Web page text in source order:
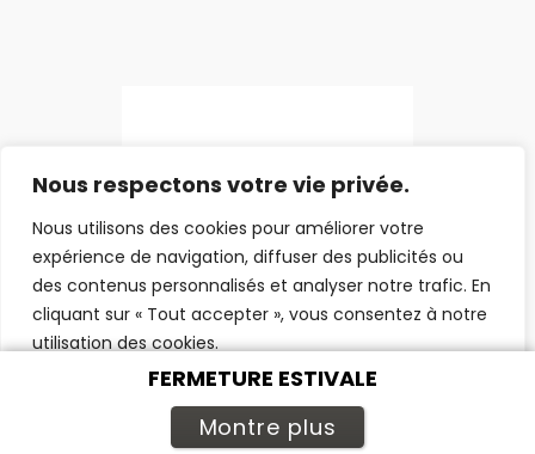
Nous respectons votre vie privée.
Nous utilisons des cookies pour améliorer votre
expérience de navigation, diffuser des publicités ou
des contenus personnalisés et analyser notre trafic. En
cliquant sur « Tout accepter », vous consentez à notre
utilisation des cookies.
Tout rejeter Accepter tout
Prodotto
FERMETURE ESTIVALE
Montre plus